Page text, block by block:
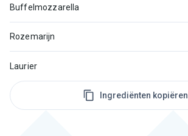
Buffelmozzarella
Rozemarijn
Laurier
Ingrediënten kopiëren